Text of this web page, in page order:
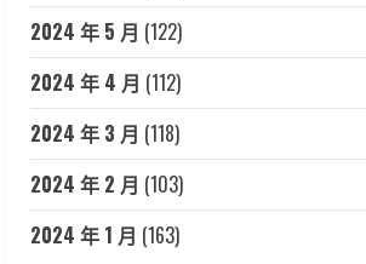
2024 年 5 月 (122)
2024 年 4 月 (112)
2024 年 3 月 (118)
2024 年 2 月 (103)
2024 年 1 月 (163)